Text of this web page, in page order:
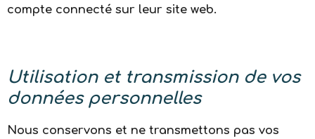
compte connecté sur leur site web.
Utilisation et transmission de vos
données personnelles
Nous conservons et ne transmettons pas vos